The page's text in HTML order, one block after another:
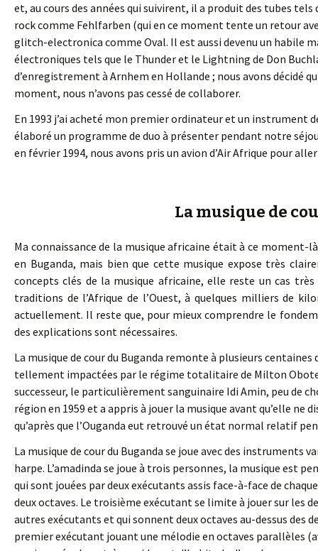
et, au cours des années qui suivirent, il a produit des tubes tels
rock comme Fehlfarben (qui en ce moment tente un retour
glitch-electronica comme Oval. Il est aussi devenu un habile
électroniques tels que le Thunder et le Lightning de Don
d’enregistrement à Arnhem en Hollande ; nous avons décidé
moment, nous n’avons pas cessé de collaborer.
En 1993 j’ai acheté mon premier ordinateur et un instrument
élaboré un programme de duo à présenter pendant notre
en février 1994, nous avons pris un avion d’Air Afrique pour
La musique de
Ma connaissance de la musique africaine était à ce moment-
en Buganda, mais bien que cette musique expose très
concepts clés de la musique africaine, elle reste un cas
traditions de l’Afrique de l’Ouest, à quelques milliers de
actuellement. Il reste que, pour mieux comprendre le
des explications sont nécessaires.
La musique de cour du Buganda remonte à plusieurs
tellement impactées par le régime totalitaire de Milton Obote
successeur, le particulièrement sanguinaire Idi Amin, peu de
région en 1959 et a appris à jouer la musique avant qu’elle
qu’après que l’Ouganda eut retrouvé un état normal relatif
La musique de cour du Buganda se joue avec des instruments
harpe. L’amadinda se joue à trois personnes, la musique est
qui sont jouées par deux exécutants assis face-à-face de
deux octaves. Le troisième exécutant se limite à jouer sur les
autres exécutants et qui sonnent deux octaves au-dessus des
premier exécutant jouant une mélodie en octaves parallèles